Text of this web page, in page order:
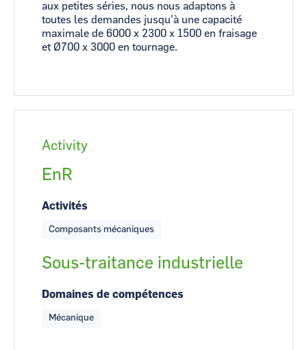
aux petites séries, nous nous adaptons à
toutes les demandes jusqu’à une capacité
maximale de 6000 x 2300 x 1500 en fraisage
et Ø700 x 3000 en tournage.
Activity
EnR
Activités
Composants mécaniques
Sous-traitance industrielle
Domaines de compétences
Mécanique